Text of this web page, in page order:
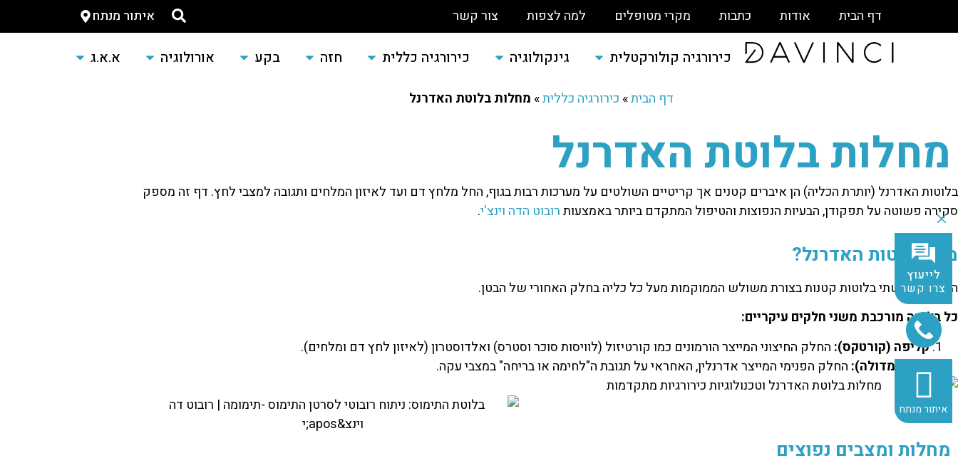
דף הבית אודות כתבות מקרי מטופלים למה לצפות צור קשר איתור מנתח
כירורגיה קולורקטלית גינקולוגיה כירורגיה כללית חזה בקע אורולוגיה א.א.ג
לייעוץ
צרו קשר
איתור מנתח
דף הבית» כירורגיה כללית» מחלות בלוטת האדרנל
מחלות בלוטת האדרנל
בלוטות האדרנל (יותרת הכליה) הן איברים קטנים אך קריטיים השולטים על מערכות רבות בגוף, החל מלחץ דם ועד לאיזון המלחים ותגובה למצבי לחץ. דף זה מספק
סקירה פשוטה על תפקודן, הבעיות הנפוצות והטיפול המתקדם ביותר באמצעותרובוט הדה וינצ'י.
מהן בלוטות האדרנל?
האדרנל הן שתי בלוטות קטנות בצורת משולש הממוקמות מעל כל כליה בחלק האחורי של הבטן.
כל בלוטה מורכבת משני חלקים עיקריים:
קליפה (קורטקס): החלק החיצוני המייצר הורמונים כמו קורטיזול (לוויסות סוכר וסטרס) ואלדוסטרון (לאיזון לחץ דם ומלחים).
ליבה (מדולה): החלק הפנימי המייצר אדרנלין, האחראי על תגובת ה"לחימה או בריחה" במצבי עקה.
מחלות ומצבים נפוצים